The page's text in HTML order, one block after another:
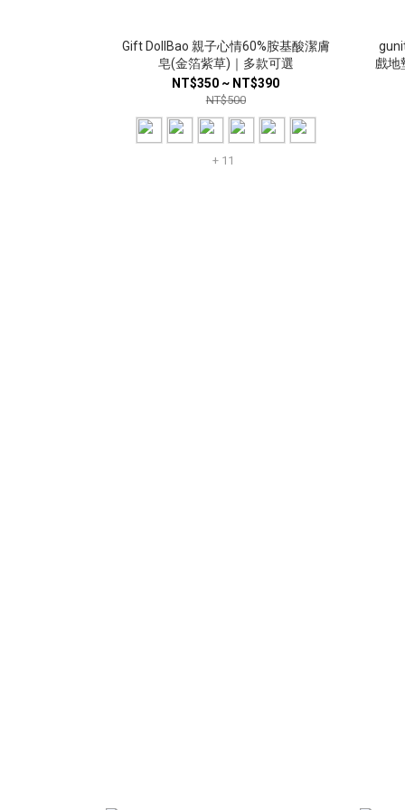
Gift DollBao 親子心情60%胺基酸潔膚
皂(金箔紫草)｜多款可選
NT$350 ~ NT$390
NT$500
+ 11
戲地